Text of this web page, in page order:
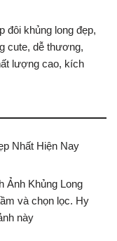
đôi khủng long đẹp,
cute, dễ thương,
lượng cao, kích
Nhất Hiện Nay
Ảnh Khủng Long
và chọn lọc. Hy
này